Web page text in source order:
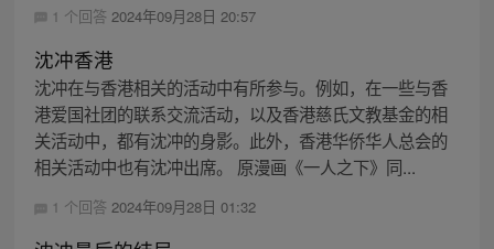
1 个回答 2024年09月28日 20:57
沈冲香港
沈冲在与香港相关的活动中有所参与。例如，在一些与香
港爱国社团的联系交流活动，以及香港慈氏文教基金的相
关活动中，都有沈冲的身影。此外，香港华侨华人总会的
相关活动中也有沈冲出席。 原漫画《一人之下》同...
1 个回答 2024年09月28日 01:32